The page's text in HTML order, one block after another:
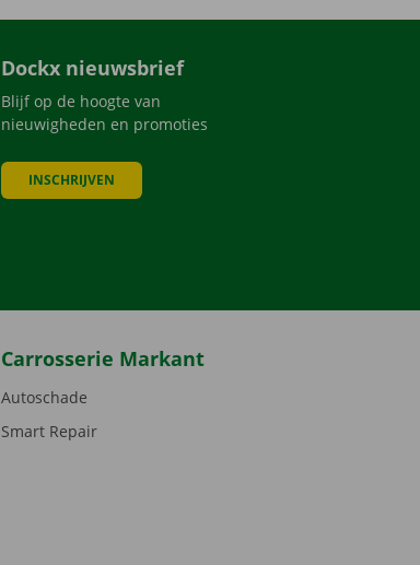
Dockx nieuwsbrief
Blijf op de hoogte van
nieuwigheden en promoties
INSCHRIJVEN
Carrosserie Markant
Autoschade
Smart Repair